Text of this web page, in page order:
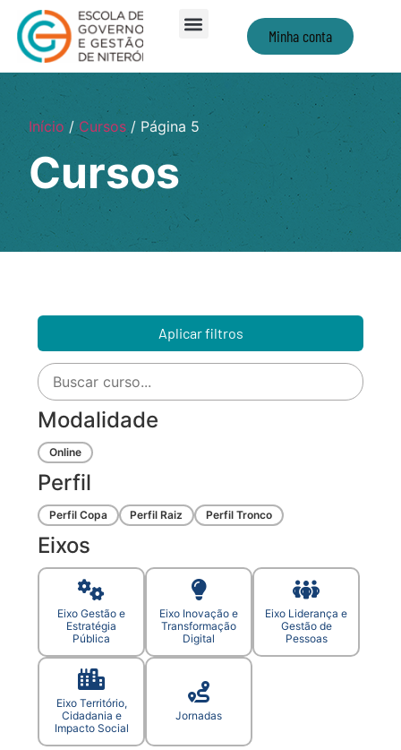
Minha conta
Início/Cursos/ Página 5
Cursos
Aplicar filtros
Modalidade
Online
Perfil
Perfil Copa Perfil Raiz Perfil Tronco
Eixos
Eixo Gestão e
Estratégia
Pública
Eixo Inovação e
Transformação
Digital
Eixo Liderança e
Gestão de
Pessoas
Eixo Território,
Cidadania e
Impacto Social
Jornadas